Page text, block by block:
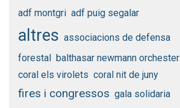
adf montgri adf puig segalar
altres associacions de defensa
forestal balthasar newmann orchester
coral els virolets coral nit de juny
fires i congressos gala solidaria